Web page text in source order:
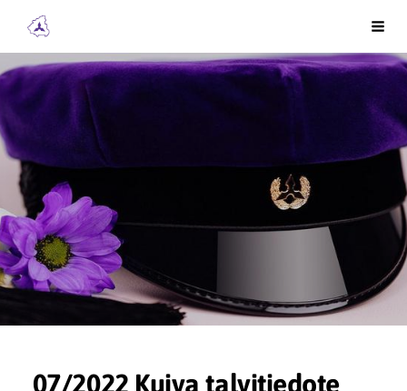
sivunKainuun Insinöörit ry
07/2022 Kuiva talvitiedote